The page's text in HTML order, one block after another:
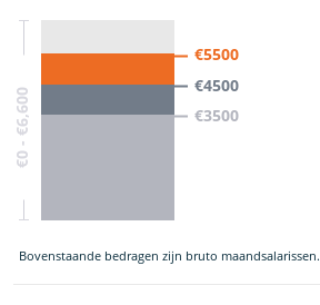
€0 - €6,600
€5500
€4500
€3500
Bovenstaande bedragen zijn bruto maandsalarissen.